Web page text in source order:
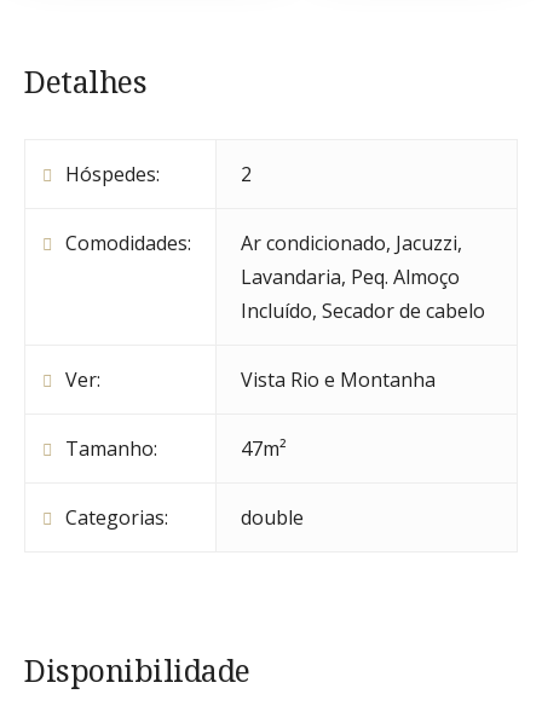
Detalhes
Hóspedes: 2
Comodidades: Ar condicionado, Jacuzzi,
Lavandaria, Peq. Almoço
Incluído, Secador de cabelo
Ver: Vista Rio e Montanha
Tamanho: 47m²
Categorias: double
Disponibilidade